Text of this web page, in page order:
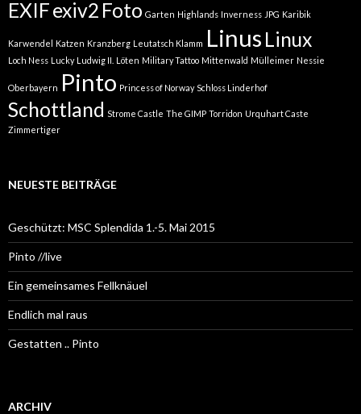
EXIFexiv2 Foto Garten Highlands Inverness JPG Karibik
Karwendel Katzen Kranzberg Leutatsch Klamm Linus Linux
Loch Ness Lucky Ludwig II. Löten Military Tattoo Mittenwald Mülleimer Nessie
Oberbayern Pinto Princess of Norway Schloss Linderhof
Schottland Strome Castle The GIMP Torridon Urquhart Caste
Zimmertiger
NEUESTE BEITRÄGE
Geschützt: MSC Splendida 1.-5. Mai 2015
Pinto //live
Ein gemeinsames Fellknäuel
Endlich mal raus
Gestatten .. Pinto
ARCHIV